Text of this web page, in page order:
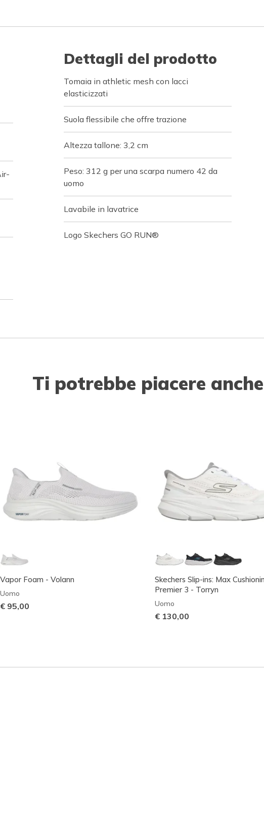
Dettagli del prodotto
Tomaia in athletic mesh con lacci
elasticizzati
Suola flessibile che offre trazione
Altezza tallone: 3,2 cm
Peso: 312 g per una scarpa numero 42 da
uomo
Lavabile in lavatrice
Logo Skechers GO RUN®
Ti potrebbe piacere anche
Vapor Foam - Volann
Uomo
€ 95,00
Skechers Slip-ins: Max
Premier 3 - Torryn
Uomo
€ 130,00